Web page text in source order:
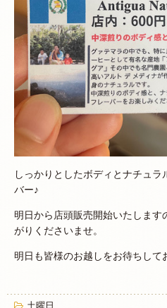
しっかりとしたボディとナチュ
バー♪
明日から店頭販売開始いたします
がりくださいませ。
明日も皆様のお越しをお待ちして
土曜日